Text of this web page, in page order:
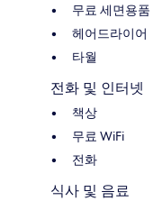
무료 세면용품
헤어드라이어
타월
전화 및 인터넷
책상
무료 WiFi
전화
식사 및 음료